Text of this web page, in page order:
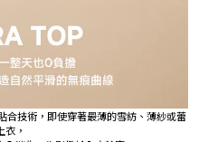
合技術，即使穿著最薄的雪紡、薄紗或蕾
衣，